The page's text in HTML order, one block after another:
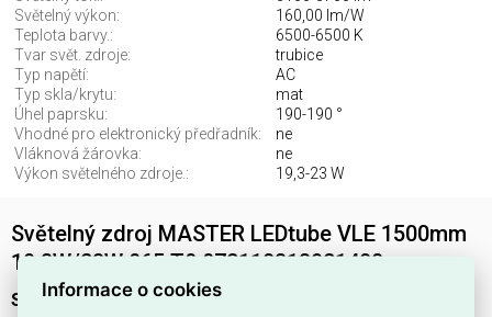
Světelný výkon:
160,00 lm/W
Teplota barvy.:
6500-6500 K
Tvar svět. zdroje:
trubice
Typ napětí:
AC
Typ skla/krytu:
mat
Úhel paprsku:
190-190 °
Vhodné pro elektronický předřadník:
ne
Vláknová žárovka:
ne
Výkon světelného zdroje.:
19,3-23 W
Světelný zdroj MASTER LEDtube VLE 1500mm
19.3W/23W 865 T8 872110313921400
Světelný zdroj MASTER LEDtube VLE 1500mm
Informace o cookies